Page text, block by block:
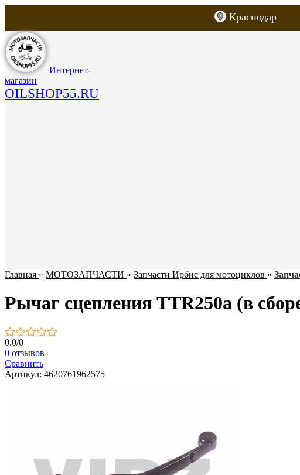
Краснодар
Интернет-
магазин
OILSHOP55.RU
Главная » МОТОЗАПЧАСТИ » Запчасти Ирбис для мотоциклов »
Рычаг сцепления TTR250a (в
0.0/0
0 отзывов
Сравнить
Артикул: 4620761962575